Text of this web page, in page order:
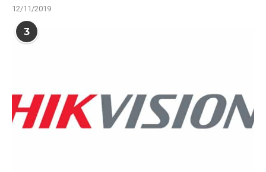
12/11/2019
3